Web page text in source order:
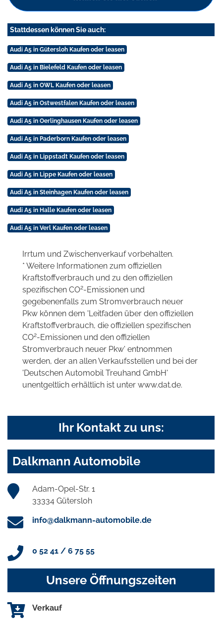
Stattdessen können Sie auch:
Audi A5 in Gütersloh Kaufen oder leasen
Audi A5 in Bielefeld Kaufen oder leasen
Audi A5 in OWL Kaufen oder leasen
Audi A5 in Ostwestfalen Kaufen oder leasen
Audi A5 in Oerlinghausen Kaufen oder leasen
Audi A5 in Paderborn Kaufen oder leasen
Audi A5 in Lippstadt Kaufen oder leasen
Audi A5 in Lippe Kaufen oder leasen
Audi A5 in Steinhagen Kaufen oder leasen
Audi A5 in Halle Kaufen oder leasen
Audi A5 in Verl Kaufen oder leasen
Irrtum und Zwischenverkauf vorbehalten.
* Weitere Informationen zum offiziellen
Kraftstoffverbrauch und zu den offiziellen
spezifischen CO2-Emissionen und
gegebenenfalls zum Stromverbrauch neuer
Pkw können dem 'Leitfaden über den offiziellen
Kraftstoffverbrauch, die offiziellen spezifischen
CO2-Emissionen und den offiziellen
Stromverbrauch neuer Pkw' entnommen
werden, der an allen Verkaufsstellen und bei der
'Deutschen Automobil Treuhand GmbH'
unentgeltlich erhältlich ist unter www.dat.de.
Ihr Kontakt zu uns:
Dalkmann Automobile
Adam-Opel-Str. 1
33334 Gütersloh
info@dalkmann-automobile.de
0 52 41 / 6 75 55
Unsere Öffnungszeiten
Verkauf